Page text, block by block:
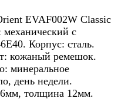
EVAF002W Classic
с
Корпус: сталь.
кожаный ремешок.
минеральное
день недели.
толщина 12мм.